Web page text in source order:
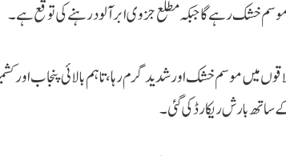
خشک رہے گا جبکہ مطلع جزوی ابر آلود رہنے کی توقع ہے۔
علاقوں میں موسم خشک اور شدید گرم رہا، تاہم بالائی پنجاب اور
بارش ریکارڈ کی گئی۔